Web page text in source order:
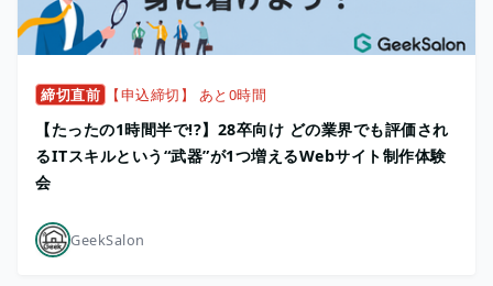
締切直前 【申込締切】 あと0時間
【たったの1時間半で!?】28卒向け どの業界でも評価され
るITスキルという“武器”が1つ増えるWebサイト制作体験
会
GeekSalon